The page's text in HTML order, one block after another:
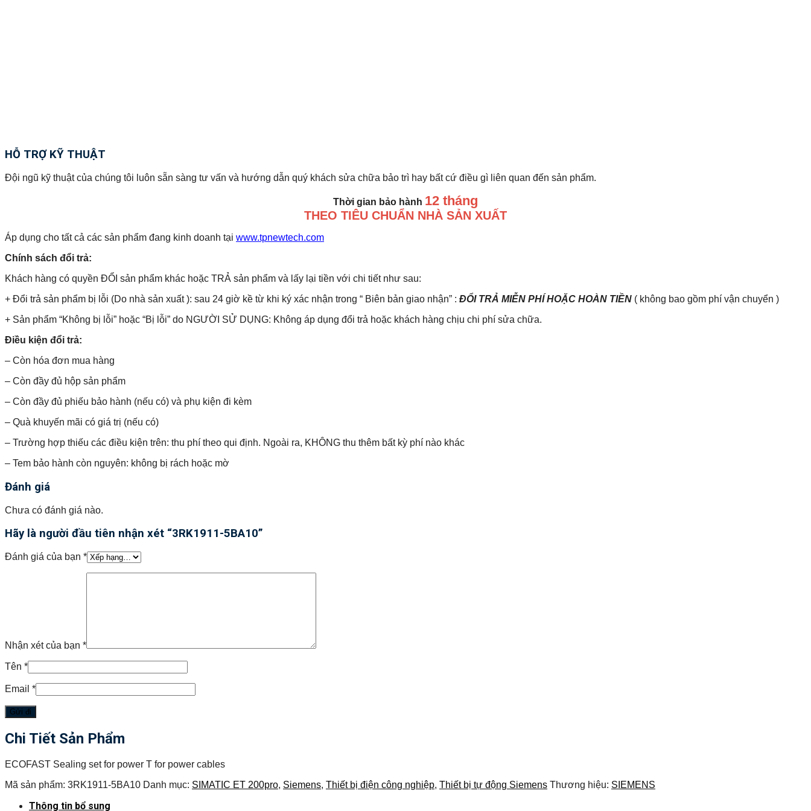
HỖ TRỢ KỸ THUẬT
Đội ngũ kỹ thuật của chúng tôi luôn sẵn sàng tư vấn và hướng dẫn quý khách sửa chữa bảo trì hay bất cứ điều gì liên quan đến sản phẩm.
Thời gian bảo hành 12 tháng
THEO TIÊU CHUẨN NHÀ SẢN XUẤT
Áp dụng cho tất cả các sản phẩm đang kinh doanh tại www.tpnewtech.com
Chính sách đổi trả:
Khách hàng có quyền ĐỔI sản phẩm khác hoặc TRẢ sản phẩm và lấy lại tiền với chi tiết như sau:
+ Đổi trả sản phẩm bị lỗi (Do nhà sản xuất ): sau 24 giờ kề từ khi ký xác nhận trong “ Biên bản giao nhận” : ĐỔI TRẢ MIỄN PHÍ HOẶC HOÀN TIỀN ( không bao gồm phí vận chuyển )
+ Sản phẩm “Không bị lỗi” hoặc “Bị lỗi” do NGƯỜI SỬ DỤNG: Không áp dụng đổi trả hoặc khách hàng chịu chi phí sửa chữa.
Điều kiện đổi trả:
– Còn hóa đơn mua hàng
– Còn đầy đủ hộp sản phẩm
– Còn đầy đủ phiếu bảo hành (nếu có) và phụ kiện đi kèm
– Quà khuyến mãi có giá trị (nếu có)
– Trường hợp thiếu các điều kiện trên: thu phí theo qui định. Ngoài ra, KHÔNG thu thêm bất kỳ phí nào khác
– Tem bảo hành còn nguyên: không bị rách hoặc mờ
Đánh giá
Chưa có đánh giá nào.
Hãy là người đầu tiên nhận xét “3RK1911-5BA10”
Đánh giá của bạn *
Nhận xét của bạn *
Tên *
Email *
Chi Tiết Sản Phẩm
ECOFAST Sealing set for power T for power cables
Mã sản phẩm: 3RK1911-5BA10 Danh mục: SIMATIC ET 200pro, Siemens, Thiết bị điện công nghiệp, Thiết bị tự động Siemens Thương hiệu: SIEMENS
Thông tin bổ sung